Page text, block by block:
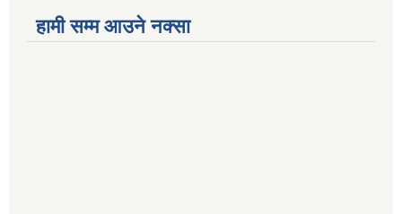
हामी सम्म आउने नक्सा